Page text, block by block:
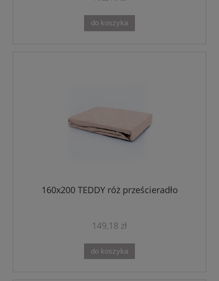
do koszyka
160x200 TEDDY róż prześcieradło
149,18 zł
do koszyka